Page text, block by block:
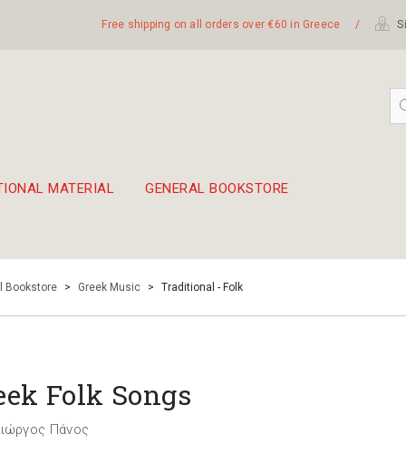
Free shipping on all orders over €60 in Greece /
MATERIAL GENERAL BOOKSTORE
Bookstore > Greek Music > Traditional - Folk
Folk Songs
Πάνος